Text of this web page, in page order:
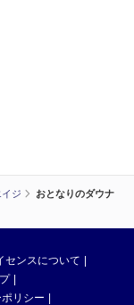
ジ
おとなりのダウナ
センスについて
リシー